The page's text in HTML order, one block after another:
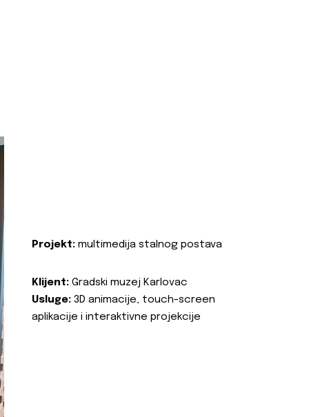
Projekt: multimedija stalnog postava
Klijent: Gradski muzej Karlovac
Usluge: 3D animacije, touch-screen
aplikacije i interaktivne projekcije